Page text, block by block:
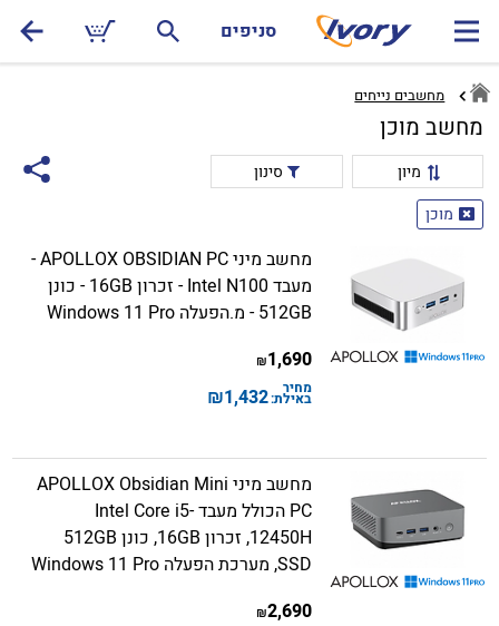
סניפים
מחשבים נייחים
מחשב מוכן
מיון
סינון
מוכן
מחשב מיני APOLLOX OBSIDIAN PC -
מעבד Intel N100 - זכרון 16GB - כונן
512GB - מ.הפעלה Windows 11 Pro
1,690
₪
מחיר
באילת:1,432
₪
מחשב מיני APOLLOX Obsidian Mini
PC הכולל מעבד Intel Core i5-
12450H, זכרון 16GB, כונן 512GB
SSD, מערכת הפעלה Windows 11 Pro
2,690
₪